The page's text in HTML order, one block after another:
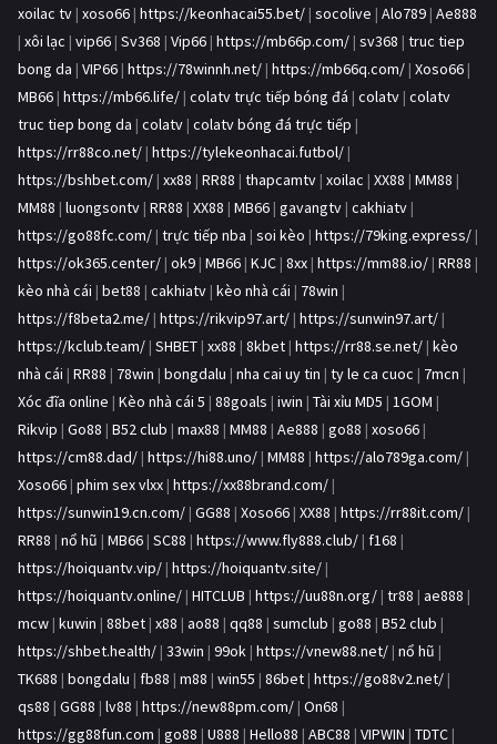
xoilac tv | xoso66 | https://keonhacai55.bet/ | socolive | Alo789 | Ae888
| xôi lạc | vip66 | Sv368 | Vip66 | https://mb66p.com/ | sv368 | truc tiep
bong da | VIP66 | https://78winnh.net/ | https://mb66q.com/ | Xoso66 |
MB66 | https://mb66.life/ | colatv trực tiếp bóng đá | colatv | colatv
truc tiep bong da | colatv | colatv bóng đá trực tiếp |
https://rr88co.net/ | https://tylekeonhacai.futbol/ |
https://bshbet.com/ | xx88 | RR88 | thapcamtv | xoilac | XX88 | MM88 |
MM88 | luongsontv | RR88 | XX88 | MB66 | gavangtv | cakhiatv |
https://go88fc.com/ | trực tiếp nba | soi kèo | https://79king.express/ |
https://ok365.center/ | ok9 | MB66 | KJC | 8xx | https://mm88.io/ | RR88 |
kèo nhà cái | bet88 | cakhiatv | kèo nhà cái | 78win |
https://f8beta2.me/ | https://rikvip97.art/ | https://sunwin97.art/ |
https://kclub.team/ | SHBET | xx88 | 8kbet | https://rr88.se.net/ | kèo
nhà cái | RR88 | 78win | bongdalu | nha cai uy tin | ty le ca cuoc | 7mcn |
Xóc đĩa online | Kèo nhà cái 5 | 88goals | iwin | Tài xỉu MD5 | 1GOM |
Rikvip | Go88 | B52 club | max88 | MM88 | Ae888 | go88 | xoso66 |
https://cm88.dad/ | https://hi88.uno/ | MM88 | https://alo789ga.com/ |
Xoso66 | phim sex vlxx | https://xx88brand.com/ |
https://sunwin19.cn.com/ | GG88 | Xoso66 | XX88 | https://rr88it.com/ |
RR88 | nổ hũ | MB66 | SC88 | https://www.fly888.club/ | f168 |
https://hoiquantv.vip/ | https://hoiquantv.site/ |
https://hoiquantv.online/ | HITCLUB | https://uu88n.org/ | tr88 | ae888 |
mcw | kuwin | 88bet | x88 | ao88 | qq88 | sumclub | go88 | B52 club |
https://shbet.health/ | 33win | 99ok | https://vnew88.net/ | nổ hũ |
TK688 | bongdalu | fb88 | m88 | win55 | 86bet | https://go88v2.net/ |
qs88 | GG88 | lv88 | https://new88pm.com/ | On68 |
https://gg88fun.com | go88 | U888 | Hello88 | ABC88 | VIPWIN | TDTC |